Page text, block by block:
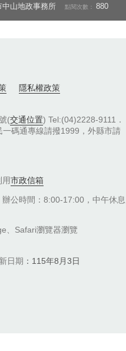
中山地政事務所 點閱次數：880
隱私權政策
(交通位置) Tel:(04)2228-9111．
碼通專線請撥1999，外縣市請
市政信箱
辦公時間：8:00-17:00，中午休息
、Safari瀏覽器瀏覽
日期 115年8月3日